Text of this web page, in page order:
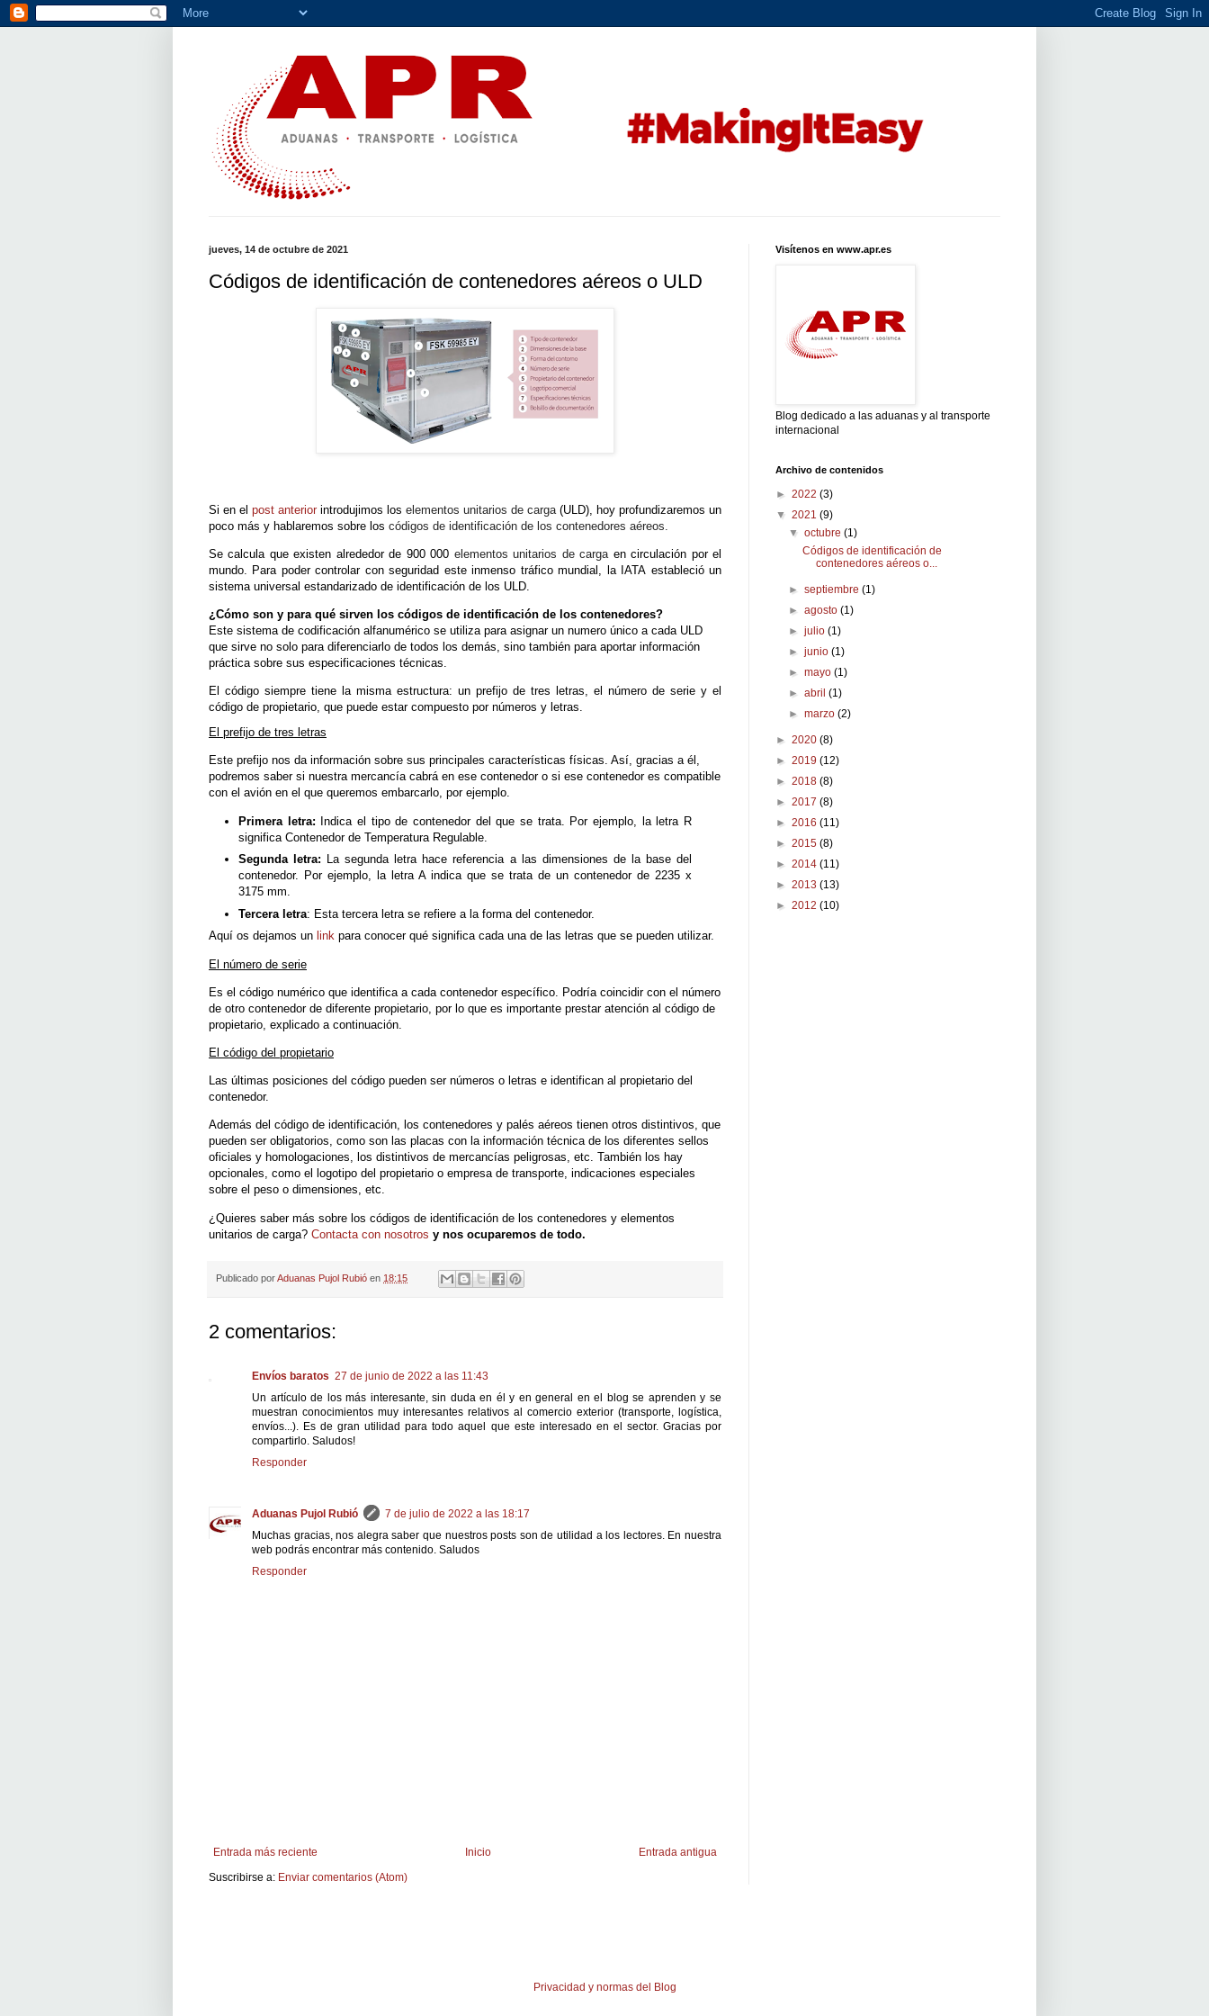
jueves, 14 de octubre de 2021
Códigos de identificación de contenedores aéreos o ULD
Si en el post anterior introdujimos los elementos unitarios de carga (ULD), hoy profundizaremos un
poco más y hablaremos sobre los códigos de identificación de los contenedores aéreos.
Se calcula que existen alrededor de 900 000 elementos unitarios de cargaen circulación por el
mundo. Para poder controlar con seguridad este inmenso tráfico mundial, la IATA estableció un
sistema universal estandarizado de identificación de los ULD.
¿Cómo son y para qué sirven los códigos de identificación de los contenedores?
Este sistema de codificación alfanumérico se utiliza para asignar un numero único a cada ULD
que sirve no solo para diferenciarlo de todos los demás, sino también para aportar información
práctica sobre sus especificaciones técnicas.
El código siempre tiene la misma estructura: un prefijo de tres letras, el número de serie y el
código de propietario, que puede estar compuesto por números y letras.
El prefijo de tres letras
Este prefijo nos da información sobre sus principales características físicas. Así, gracias a él,
podremos saber si nuestra mercancía cabrá en ese contenedor o si ese contenedor es compatible
con el avión en el que queremos embarcarlo, por ejemplo.
Primera letra: Indica el tipo de contenedor del que se trata. Por ejemplo, la letra R
significa Contenedor de Temperatura Regulable.
Segunda letra: La segunda letra hace referencia a las dimensiones de la base del
contenedor. Por ejemplo, la letra A indica que se trata de un contenedor de 2235 x
3175 mm.
Tercera letra: Esta tercera letra se refiere a la forma del contenedor.
Aquí os dejamos un link para conocer qué significa cada una de las letras que se pueden utilizar.
El número de serie
Es el código numérico que identifica a cada contenedor específico. Podría coincidir con el número
de otro contenedor de diferente propietario, por lo que es importante prestar atención al código de
propietario, explicado a continuación.
El código del propietario
Las últimas posiciones del código pueden ser números o letras e identifican al propietario del
contenedor.
Además del código de identificación, los contenedores y palés aéreos tienen otros distintivos, que
pueden ser obligatorios, como son las placas con la información técnica de los diferentes sellos
oficiales y homologaciones, los distintivos de mercancías peligrosas, etc. También los hay
opcionales, como el logotipo del propietario o empresa de transporte, indicaciones especiales
sobre el peso o dimensiones, etc.
¿Quieres saber más sobre los códigos de identificación de los contenedores y elementos
unitarios de carga? Contacta con nosotros y nos ocuparemos de todo.
Publicado porAduanas Pujol Rubió en 18:15
2 comentarios:
Envíos baratos 27 de junio de 2022 a las 11:43
Un artículo de los más interesante, sin duda en él y en general en el blog se aprenden y se
muestran conocimientos muy interesantes relativos al comercio exterior (transporte, logística,
envíos...). Es de gran utilidad para todo aquel que este interesado en el sector. Gracias por
compartirlo. Saludos!
Responder
Aduanas Pujol Rubió
7 de julio de 2022 a las 18:17
Muchas gracias, nos alegra saber que nuestros posts son de utilidad a los lectores. En nuestra
web podrás encontrar más contenido. Saludos
Responder
Entrada más reciente Entrada antigua
Inicio
Suscribirse a: Enviar comentarios (Atom)
Visítenos en www.apr.es
Blog dedicado a las aduanas y al transporte
internacional
Archivo de contenidos
► 2022 (3)
▼ 2021 (9)
▼octubre(1)
Códigos de identificación de
contenedores aéreos o...
►septiembre(1)
►agosto(1)
►julio(1)
►junio(1)
►mayo(1)
►abril(1)
►marzo(2)
► 2020 (8)
► 2019 (12)
► 2018 (8)
► 2017 (8)
► 2016 (11)
► 2015 (8)
► 2014 (11)
► 2013 (13)
► 2012 (10)
Privacidad y normas del Blog